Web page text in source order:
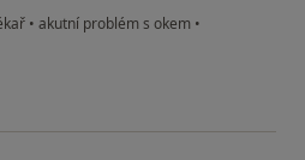
• akutní problém s okem •
odstraněn